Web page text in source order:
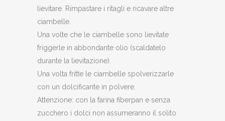
lievitare. Rimpastare i ritagli e ricavare altre
ciambelle.
Una volte che le ciambelle sono lievitate
friggerle in abbondante olio (scaldatelo
durante la lievitazione).
Una volta fritte le ciambelle spolverizzarle
con un dolcificante in polvere.
Attenzione: con la farina fiberpan e senza
zucchero i dolci non assumeranno il solito